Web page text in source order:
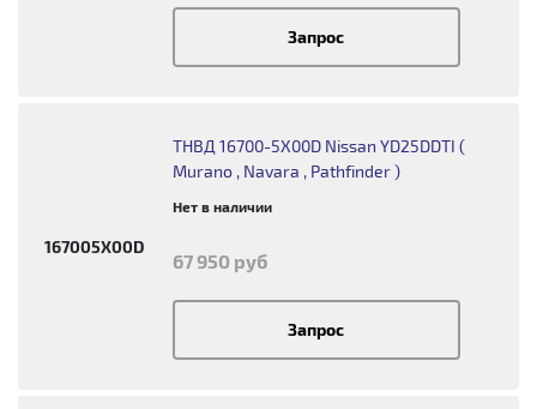
Запрос
167005X00D
ТНВД 16700-5X00D Nissan YD25DDTI (
Murano , Navara , Pathfinder )
Нет в наличии
67 950 руб
Запрос